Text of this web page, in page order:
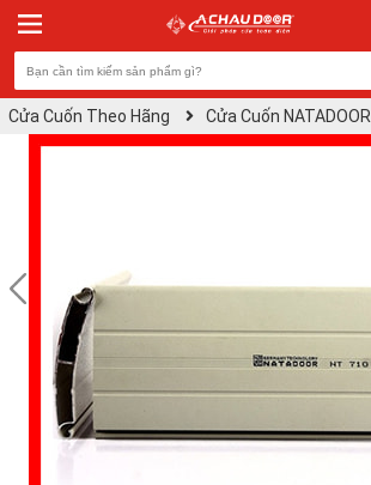
Cửa Cuốn Theo Hãng Cửa Cuốn NATADOOR